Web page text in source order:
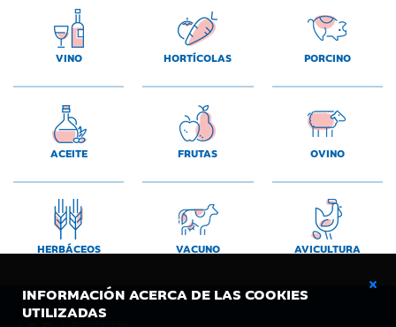
INFORMACIÓN ACERCA DE LAS COOKIES
UTILIZADAS
VINO HORTÍCOLAS PORCINO
ACEITE FRUTAS OVINO
HERBÁCEOS VACUNO AVICULTURA